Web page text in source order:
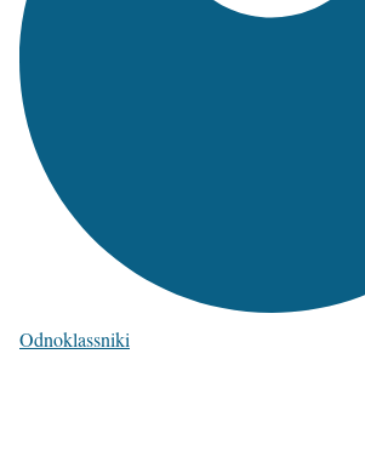
Odnoklassniki